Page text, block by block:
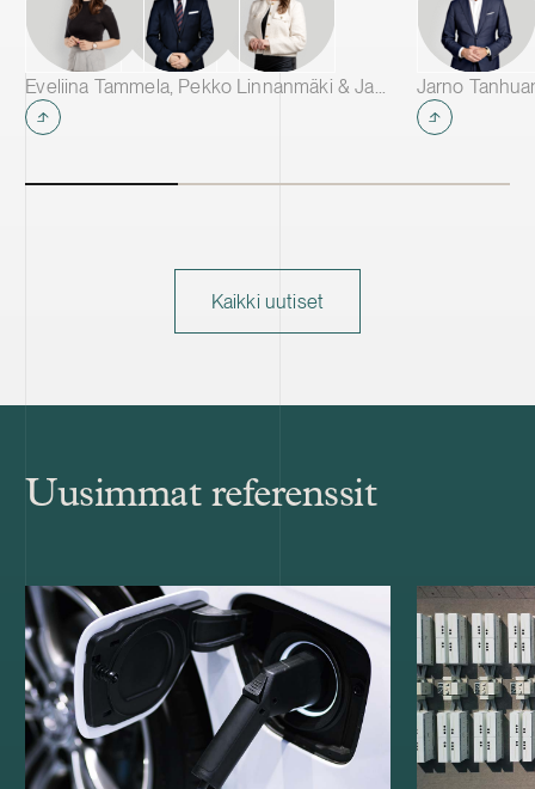
Eveliina Tammela, Pekko Linnanmäki & Janina Assor Jarno
Kaikki uutiset
Uusimmat referenssit